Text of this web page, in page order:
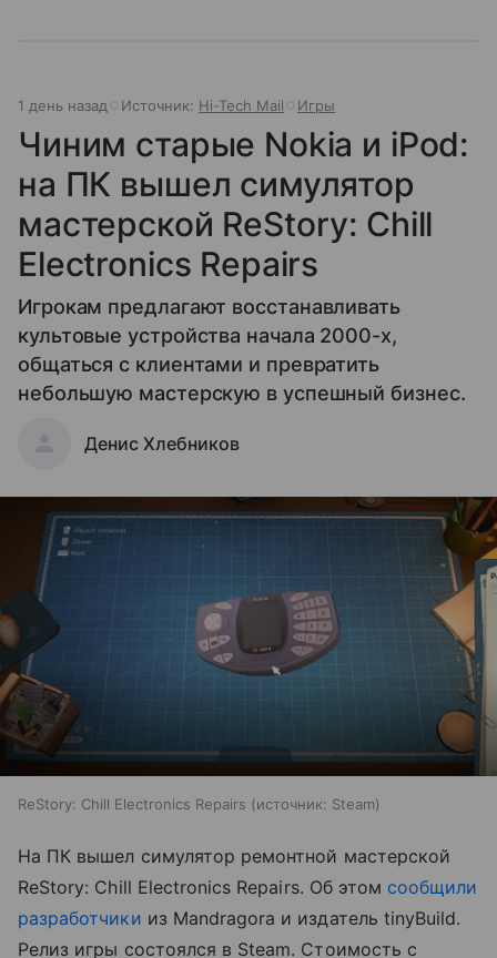
1 день назад Источник: Hi-Tech Mail Игры
Чиним старые Nokia и iPod:
на ПК вышел симулятор
мастерской ReStory: Chill
Electronics Repairs
Игрокам предлагают восстанавливать
культовые устройства начала 2000-х,
общаться с клиентами и превратить
небольшую мастерскую в успешный бизнес.
Денис Хлебников
ReStory: Chill Electronics Repairs источник: Steam
На ПК вышел симулятор ремонтной мастерской
ReStory: Chill Electronics Repairs. Об этом сообщили
разработчики из Mandragora и издатель tinyBuild.
Релиз игры состоялся в Steam. Стоимость с